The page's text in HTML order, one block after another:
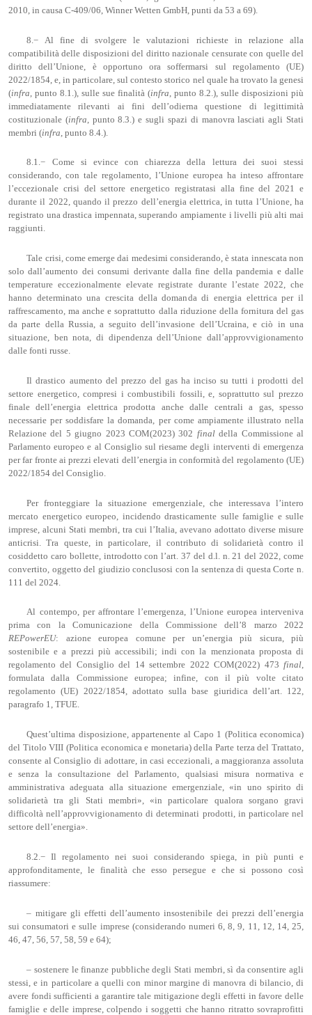
2010, in causa C-409/06, Winner Wetten GmbH, punti da 53 a 69).
8.− Al fine di svolgere le valutazioni richieste in relazione alla
compatibilità delle disposizioni del diritto nazionale censurate con quelle del
diritto dell’Unione, è opportuno ora soffermarsi sul regolamento (UE)
2022/1854, e, in particolare, sul contesto storico nel quale ha trovato la genesi
(infra , punto 8.1.), sulle sue finalità (infra , punto 8.2.), sulle disposizioni più
immediatamente rilevanti ai fini dell’odierna questione di legittimità
costituzionale (infra , punto 8.3.) e sugli spazi di manovra lasciati agli Stati
membri (infra , punto 8.4.).
8.1.− Come si evince con chiarezza della lettura dei suoi stessi
considerando, con tale regolamento, l’Unione europea ha inteso affrontare
l’eccezionale crisi del settore energetico registratasi alla fine del 2021 e
durante il 2022, quando il prezzo dell’energia elettrica, in tutta l’Unione, ha
registrato una drastica impennata, superando ampiamente i livelli più alti mai
raggiunti.
Tale crisi, come emerge dai medesimi considerando, è stata innescata non
solo dall’aumento dei consumi derivante dalla fine della pandemia e dalle
temperature eccezionalmente elevate registrate durante l’estate 2022, che
hanno determinato una crescita della domanda di energia elettrica per il
raffrescamento, ma anche e soprattutto dalla riduzione della fornitura del gas
da parte della Russia, a seguito dell’invasione dell’Ucraina, e ciò in una
situazione, ben nota, di dipendenza dell’Unione dall’approvvigionamento
dalle fonti russe.
Il drastico aumento del prezzo del gas ha inciso su tutti i prodotti del
settore energetico, compresi i combustibili fossili, e, soprattutto sul prezzo
finale dell’energia elettrica prodotta anche dalle centrali a gas, spesso
necessarie per soddisfare la domanda, per come ampiamente illustrato nella
Relazione del 5 giugno 2023 COM(2023) 302 finaldella Commissione al
Parlamento europeo e al Consiglio sul riesame degli interventi di emergenza
per far fronte ai prezzi elevati dell’energia in conformità del regolamento (UE)
2022/1854 del Consiglio.
Per fronteggiare la situazione emergenziale, che interessava l’intero
mercato energetico europeo, incidendo drasticamente sulle famiglie e sulle
imprese, alcuni Stati membri, tra cui l’Italia, avevano adottato diverse misure
anticrisi. Tra queste, in particolare, il contributo di solidarietà contro il
cosiddetto caro bollette, introdotto con l’art. 37 del d.l. n. 21 del 2022, come
convertito, oggetto del giudizio conclusosi con la sentenza di questa Corte n.
111 del 2024.
Al contempo, per affrontare l’emergenza, l’Unione europea interveniva
prima con la Comunicazione della Commissione dell’8 marzo 2022
REPowerEU: azione europea comune per un’energia più sicura, più
sostenibile e a prezzi più accessibili; indi con la menzionata proposta di
regolamento del Consiglio del 14 settembre 2022 COM(2022) 473 final,
formulata dalla Commissione europea; infine, con il più volte citato
regolamento (UE) 2022/1854, adottato sulla base giuridica dell’art. 122,
paragrafo 1, TFUE.
Quest’ultima disposizione, appartenente al Capo 1 (Politica economica)
del Titolo VIII (Politica economica e monetaria) della Parte terza del Trattato,
consente al Consiglio di adottare, in casi eccezionali, a maggioranza assoluta
e senza la consultazione del Parlamento, qualsiasi misura normativa e
amministrativa adeguata alla situazione emergenziale, «in uno spirito di
solidarietà tra gli Stati membri», «in particolare qualora sorgano gravi
difficoltà nell’approvvigionamento di determinati prodotti, in particolare nel
settore dell’energia».
8.2.− Il regolamento nei suoi considerando spiega, in più punti e
approfonditamente, le finalità che esso persegue e che si possono così
riassumere:
– mitigare gli effetti dell’aumento insostenibile dei prezzi dell’energia
sui consumatori e sulle imprese (considerando numeri 6, 8, 9, 11, 12, 14, 25,
46, 47, 56, 57, 58, 59 e 64);
– sostenere le finanze pubbliche degli Stati membri, sì da consentire agli
stessi, e in particolare a quelli con minor margine di manovra di bilancio, di
avere fondi sufficienti a garantire tale mitigazione degli effetti in favore delle
famiglie e delle imprese, colpendo i soggetti che hanno ritratto sovraprofitti